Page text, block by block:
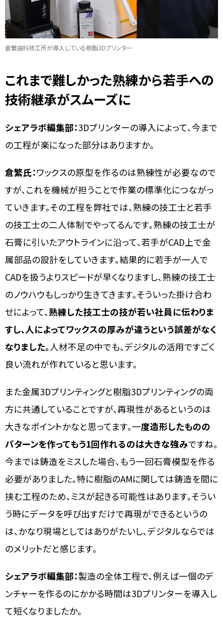
倉繁歯科技工所が導入している樹脂3Dプリンター
これまで難しかった熟練から若手への
技術継承がスムーズに
シェアラボ編集部：3Dプリンターの導入によって、今まで
の工程が楽になった部分はありますか。
倉繁氏：ワックスの原型を作るのは熟練性が必要なので
すが、これを機械が担うことで作業の標準化につながっ
ていきます。その工程を弊社では、熟練の技工士と若手
の技工士の二人体制でやってるんです。熟練の技工士が
石膏に引いたアウトラインに沿って、若手がCAD上で金
属部品の設計をしていきます。結果的に若手が一人で
CADを扱うよりスピードが早くなりますし、熟練の技工士
のノウハウもしっかり生きてきます。そういった掛け合わ
せによって、熟練した技工士の技が若い社員に伝わりま
すし、人によってワックスの厚みが違うという誤差がなく
なりました。人材不足の中でも、デジタルの活用ですごく
良い流れが作れていると思います。
また金属3Dプリンティングと樹脂3Dプリンティングの両
方に共通していることですが、再現性があるというのは
大きなポイントかなと思ってます。一度造形したものの
パターンを作ってもう1回作れるのは大きな強みですね。
今までは鋳造をミスした場合、もう一回石膏模型を作る
必要がありました。特に樹脂のAMに関しては鋳造を間に
挟む工程のため、ミスが起きる可能性はあります。そうい
う時にデータを呼び出すだけで再現ができるというの
は、かなり現場としてはありがたいし、デジタルならでは
のメリットだと感じます。
シェアラボ編集部：製造の全体工程で、例えば一個のデ
ンチャーを作るのにかかる時間は3Dプリンターを導入し
て短くなりましたか。